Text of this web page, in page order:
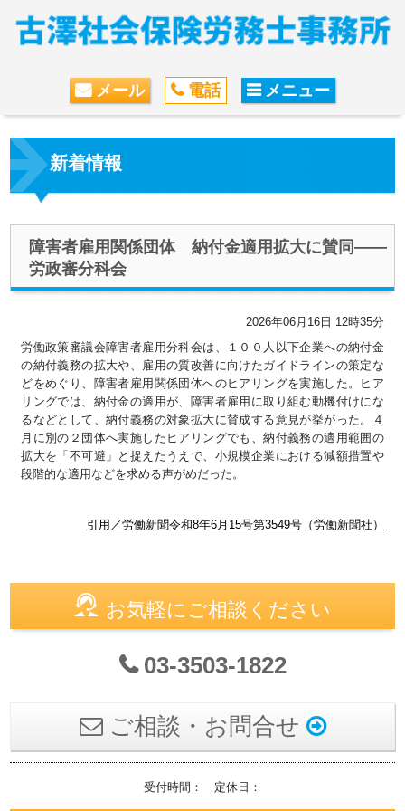
メール 電話 メニュー
新着情報
障害者雇用関係団体 納付金適用拡大に賛同――
労政審分科会
2026年06月16日 12時35分
労働政策審議会障害者雇用分科会は、１００人以下企業への納付金
の納付義務の拡大や、雇用の質改善に向けたガイドラインの策定な
どをめぐり、障害者雇用関係団体へのヒアリングを実施した。ヒア
リングでは、納付金の適用が、障害者雇用に取り組む動機付けにな
るなどとして、納付義務の対象拡大に賛成する意見が挙がった。４
月に別の２団体へ実施したヒアリングでも、納付義務の適用範囲の
拡大を「不可避」と捉えたうえで、小規模企業における減額措置や
段階的な適用などを求める声がめだった。
引用／労働新聞令和8年6月15号第3549号（労働新聞社）
お気軽にご相談ください
03-3503-1822
ご相談・お問合せ
受付時間： 定休日：